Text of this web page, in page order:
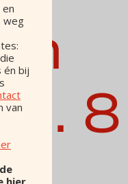
8
weg
én bij
van
hier